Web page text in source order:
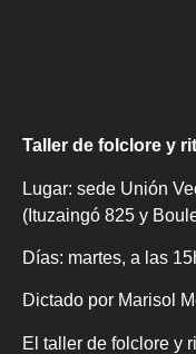
Taller de folclore y
Lugar: sede Unión
(Ituzaingó 825 y
Días: martes, a las
Dictado por Marisol
El taller de folclore y